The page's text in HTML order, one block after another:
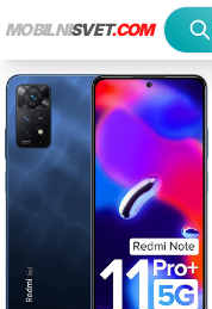
MOBILNISVET.COM